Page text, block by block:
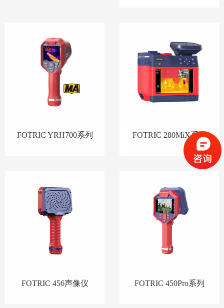
FOTRIC YRH700系列 FOTRIC 280MiX系列
FOTRIC 456声像仪 FOTRIC 450Pro系列